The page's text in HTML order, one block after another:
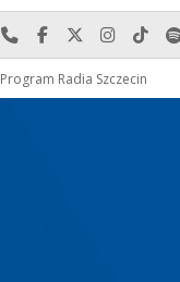
Najlepiej po prostu do
Odwiedź nas na
Odwiedź nas
Program Radia Szczecin